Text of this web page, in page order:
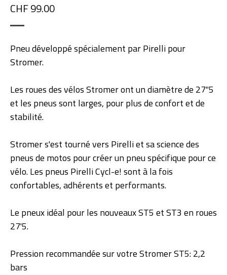
CHF 99.00
Pneu développé spécialement par Pirelli pour
Stromer.
Les roues des vélos Stromer ont un diamètre de 27''5
et les pneus sont larges, pour plus de confort et de
stabilité.
Stromer s'est tourné vers Pirelli et sa science des
pneus de motos pour créer un pneu spécifique pour ce
vélo. Les pneus Pirelli Cycl-e! sont à la fois
confortables, adhérents et performants.
Le pneux idéal pour les nouveaux ST5 et ST3 en roues
27'5.
Pression recommandée sur votre Stromer ST5: 2,2
bars